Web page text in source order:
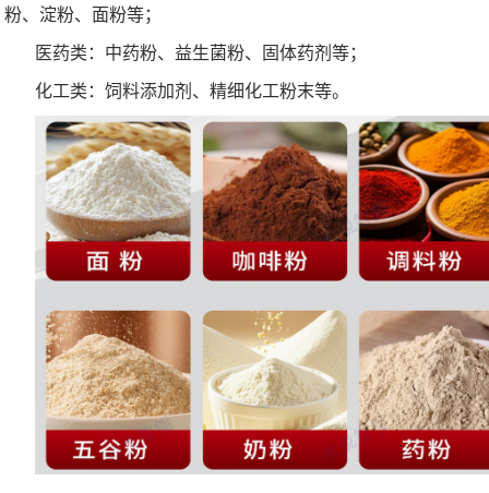
粉、淀粉、面粉等；
医药类：中药粉、益生菌粉、固体药剂等；
化工类：饲料添加剂、精细化工粉末等。